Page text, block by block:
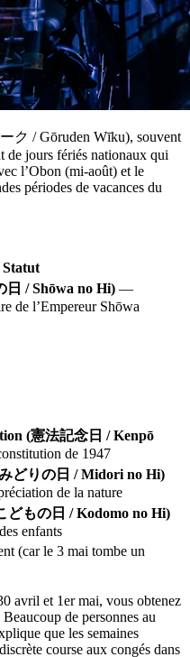
ク / Gōruden Wīku), souvent
de jours fériés nationaux qui
l’Obon (mi-août) et le
périodes de vacances du
Statut
日 / Shōwa no Hi) —
de l’Empereur Shōwa
(憲法記念日 / Kenpō
de 1947
どりの日 / Midori no Hi)
de la nature
どもの日 / Kodomo no Hi)
enfants
(car le 3 mai tombe un
avril et 1er mai, vous obtenez
de personnes au
que les semaines
course aux congés dans